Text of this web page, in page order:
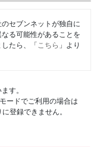
セブンネットが独自に
る可能性があることを
たら、「 こちら 」より
す。
ードでご利用の場合は
登録できません。